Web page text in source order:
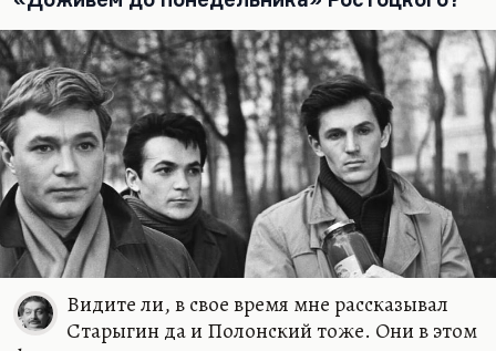
Видите ли, в свое время мне рассказывал
Старыгин да и Полонский тоже. Они в этом